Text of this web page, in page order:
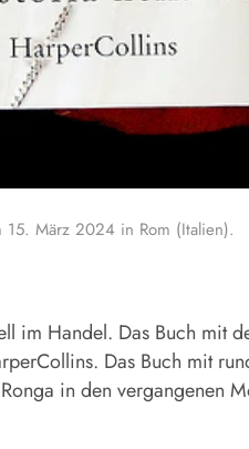
15. März 2024 in Rom (Italien).
im Handel. Das Buch mit
Das Buch mit
in den vergangenen